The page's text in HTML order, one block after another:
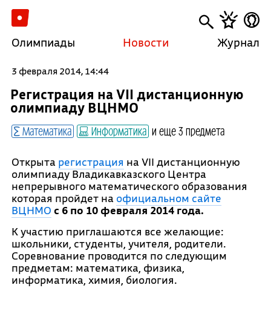
Олимпиады Новости Журнал
3 февраля 2014, 14:44
Регистрация на VII дистанционную
олимпиаду ВЦНМО
Математика Информатика и еще 3 предмета
Открыта регистрация на VII дистанционную
олимпиаду Владикавказского Центра
непрерывного математического образования
которая пройдет на официальном сайте
ВЦНМО с 6 по 10 февраля 2014 года.
К участию приглашаются все желающие:
школьники, студенты, учителя, родители.
Соревнование проводится по следующим
предметам: математика, физика,
информатика, химия, биология.